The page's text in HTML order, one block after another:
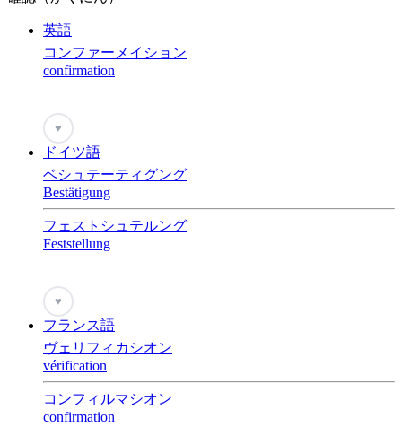
英語
コンファーメイション
confirmation
♥
ドイツ語
ベシュテーティグング
Bestätigung
フェストシュテルング
Feststellung
♥
フランス語
ヴェリフィカシオン
vérification
コンフィルマシオン
confirmation